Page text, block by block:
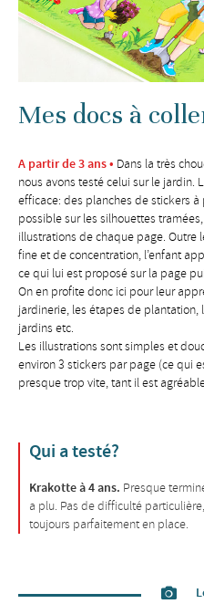
Mes docs à
A partir de 3 ans • Dans la très
nous avons testé celui sur le jardin.
efficace: des planches de stickers
possible sur les silhouettes
illustrations de chaque page. Outre
fine et de concentration, l’enfant
ce qui lui est proposé sur la page
On en profite donc ici pour leur
jardinerie, les étapes de plantation,
jardins etc.
Les illustrations sont simples et
environ 3 stickers par page (ce qui
presque trop vite, tant il est
Qui a testé?
Krakotte à 4 ans. Presque
a plu. Pas de difficulté
toujours parfaitement en place.